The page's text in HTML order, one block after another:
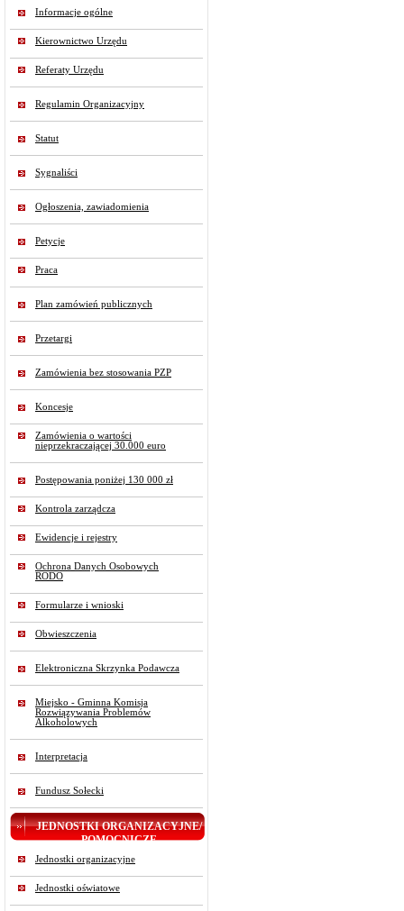
Informacje ogólne
Kierownictwo Urzędu
Referaty Urzędu
Regulamin Organizacyjny
Statut
Sygnaliści
Ogłoszenia, zawiadomienia
Petycje
Praca
Plan zamówień publicznych
Przetargi
Zamówienia bez stosowania PZP
Koncesje
Zamówienia o wartości
nieprzekraczającej 30.000 euro
Postępowania poniżej 130 000 zł
Kontrola zarządcza
Ewidencje i rejestry
Ochrona Danych Osobowych
RODO
Formularze i wnioski
Obwieszczenia
Elektroniczna Skrzynka Podawcza
Miejsko - Gminna Komisja
Rozwiązywania Problemów
Alkoholowych
Interpretacja
Fundusz Sołecki
JEDNOSTKI ORGANIZACYJNE/
POMOCNICZE
Jednostki organizacyjne
Jednostki oświatowe